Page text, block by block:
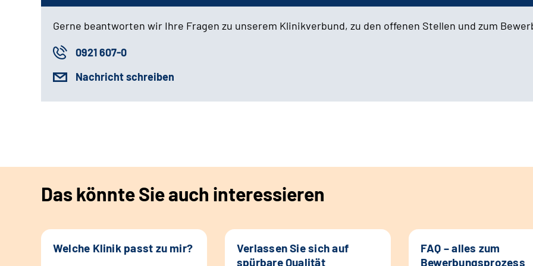
Gerne beantworten wir Ihre Fragen zu unserem Klinikverbund, zu den offenen Stellen und zum
0921 607-0
Nachricht schreiben
Das könnte Sie auch interessieren
Welche Klinik passt zu mir?
Verlassen Sie sich auf
spürbare Qualität
FAQ – alles zum
Bewerbungsprozess